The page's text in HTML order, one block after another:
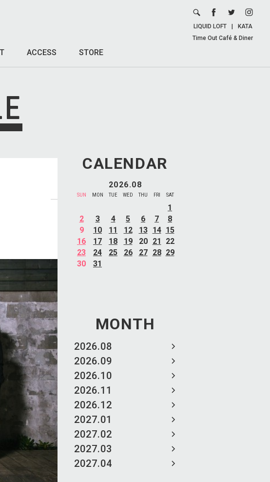
ACCESS STORE
LIQUID LOFT
KATA
Time Out Café & Diner
CALENDAR
2026.08
SUN MON TUE WED THU FRI SAT
1
2
3 4 5 6 7
8
9
10 11 12 13 14 15
16
17 18 19 20 21
22
23
24 25 26 27 28 29
30
31
MONTH
2026.08
2026.09
2026.10
2026.11
2026.12
2027.01
2027.02
2027.03
2027.04